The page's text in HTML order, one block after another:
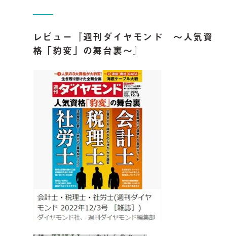
レビュー『週刊ダイヤモンド ～人気資
格「豹変」の舞台裏～』